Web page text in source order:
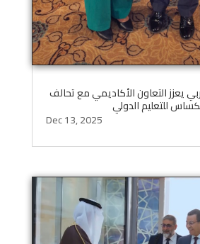
يعزز التعاون الأكاديمي مع تحالف
للتعليم الدولي
Dec 13, 2025